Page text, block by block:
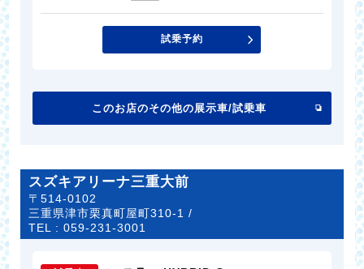
試乗予約
このお店のその他の展示車/試乗車
スズキアリーナ三重大前
〒514-0102
三重県津市栗真町屋町310-1 /
TEL :059-231-3001